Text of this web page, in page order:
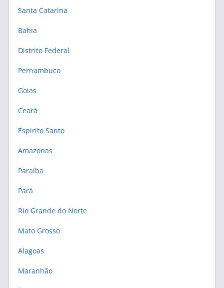
Santa Catarina
Bahia
Distrito Federal
Pernambuco
Goias
Ceará
Espirito Santo
Amazonas
Paraíba
Pará
Rio Grande do Norte
Mato Grosso
Alagoas
Maranhão